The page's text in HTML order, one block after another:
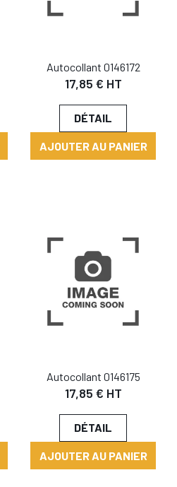
Autocollant 0146172
17,85 € HT
DÉTAIL
AJOUTER AU PANIER
Autocollant 0146175
17,85 € HT
DÉTAIL
AJOUTER AU PANIER